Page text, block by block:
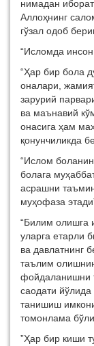
нимадан
Аллоҳнинг
гўзал одоб
“Исломда
“Ҳар бир бола
оналари,
зарурий
ва маънавий
онасига ҳам
қонунчиликда
“Ислом
болага
асрашни
муҳофаза
“Билим олишга
уларга етарли
ва давлатнинг
таълим
фойдаланишни
саодати
танишиш
томонлама
”Ҳар бир киши